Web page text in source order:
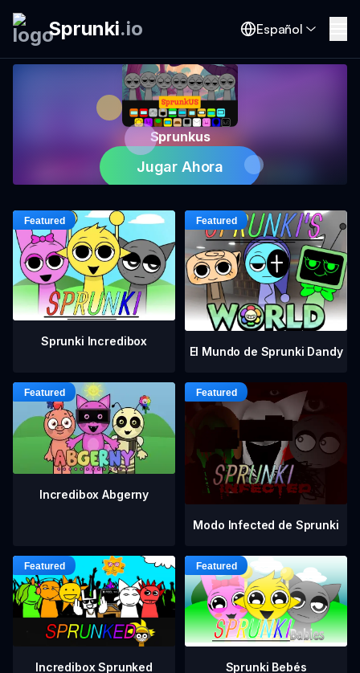
Sprunki.io Español
Sprunkus
Jugar Ahora
Sprunki Incredibox
El Mundo de Sprunki Dandy
Incredibox Abgerny
Modo Infected de Sprunki
Incredibox Sprunked Sprunki Bebés